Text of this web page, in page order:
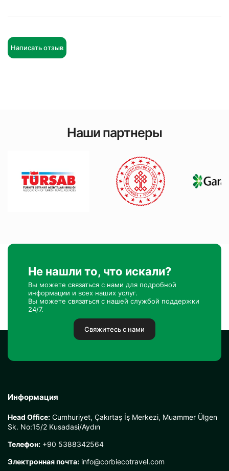
Написать отзыв
Наши партнеры
Не нашли то, что искали?
Вы можете связаться с нами для подробной
информации и всех наших услуг.
Вы можете связаться с нашей службой поддержки
24/7.
Свяжитесь с нами
Информация
Head Office: Cumhuriyet, Çakırtaş İş Merkezi, Muammer Ülgen
Sk. No:15/2 Kusadasi/Aydın
Телефон: +90 5388342564
Электронная почта: info@corbiecotravel.com